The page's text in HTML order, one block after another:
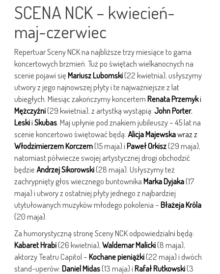
SCENA NCK – kwiecień-
maj-czerwiec
Repertuar Sceny NCK na najbliższe trzy miesiące to gama
koncertowych brzmień. Tuż po świętach wielkanocnych na
scenie pojawi sięMariusz Lubomski(22 kwietnia), usłyszymy
utwory z jego najnowszej płyty i te najważniejsze z lat
ubiegłych. Miesiąc zakończymy koncertemRenata Przemyki
Mężczyźni(29 kwietnia), z artystką wystąpią: John Porter,
LeskiiSkubas . Maj upłynie pod znakiem jubileuszy – 45 lat na
scenie koncertowo świętować będą: Alicja Majewskawraz z
Włodzimierzem Korczem(15 maja) iPaweł Orkisz(29 maja),
natomiast półwiecze swojej artystycznej drogi obchodzić
będzie Andrzej Sikorowski(28 maja). Usłyszymy też
zachrypnięty głos wiecznego buntownikaMarka Dyjaka(17
maja) i utwory z ostatniej płyty jednego z najbardziej
utytułowanych muzyków młodego pokolenia –Błażeja Króla
(20 maja).
Za humorystyczną stronę Sceny NCK odpowiedzialni będą:
Kabaret Hrabi(26 kwietnia),Waldemar Malicki(8 maja),
aktorzy Teatru Capitol –Kochane pieniążki(22 maja) i dwóch
stand-uperów:Daniel Midas(13 maja) iRafał Rutkowski(3